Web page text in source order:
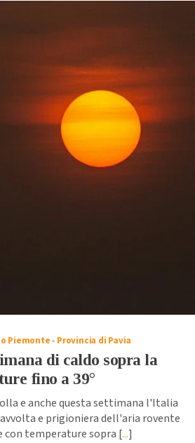
Piemonte- Provincia di Pavia
di caldo sopra la
fino a 39°
e anche questa settimana l'Italia
e prigioniera dell'aria rovente
temperature sopra [...]